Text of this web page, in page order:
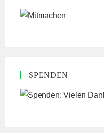
SPENDEN